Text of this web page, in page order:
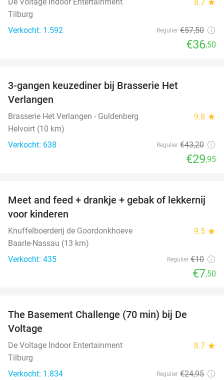
8.7
Tilburg
Verkocht: 1.592
Regulier €57,50
€36,50
3-gangen keuzediner bij Brasserie Het
Verlangen
Brasserie Het Verlangen - Guldenberg 9.8 star
Helvoirt (10 km)
Verkocht: 638
Regulier €43,20
€29,95
25%
Meet and feed + drankje + gebak of lekkernij
voor kinderen
Knuffelboerderij de Goordonkhoeve 9.5 star
Baarle-Nassau (13 km)
Verkocht: 435
Regulier €10
€7,50
The Basement Challenge (70 min) bij De
Voltage
De Voltage Indoor Entertainment 8.7 star
Tilburg
Verkocht: 1.834
Regulier €24,95